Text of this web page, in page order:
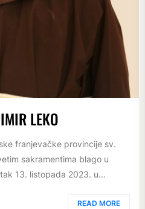
LEKO
franjevačke provincije sv.
sakramentima blago u
13. listopada 2023. u...
READ MORE